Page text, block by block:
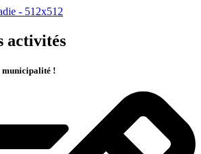
activités
municipalité !